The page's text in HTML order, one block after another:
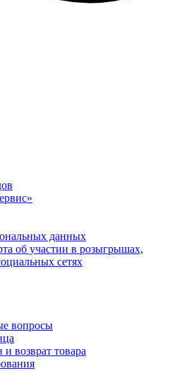
данных
об участии в розыгрышах,
сетях
вопросы
возврат товара